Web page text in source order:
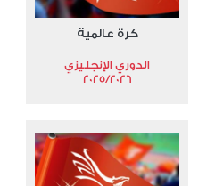
كرة عالمية
الدوري الإنجليزي
2025/2026